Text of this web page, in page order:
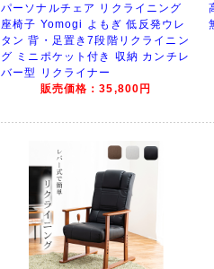
パーソナルチェア リクライニング
座椅子 Yomogi よもぎ 低反発ウレ
タン 背・足置き7段階リクライニン
グ ミニポケット付き 収納 カンチレ
バー型 リクライナー
販売価格：35,800円